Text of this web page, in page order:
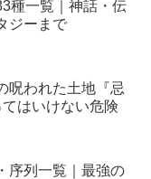
種一覧｜神話・伝
ジーまで
呪われた土地『忌
はいけない危険
序列一覧｜最強の